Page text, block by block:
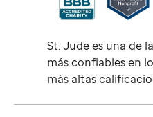
St. Judees una de
más confiables en
más altas